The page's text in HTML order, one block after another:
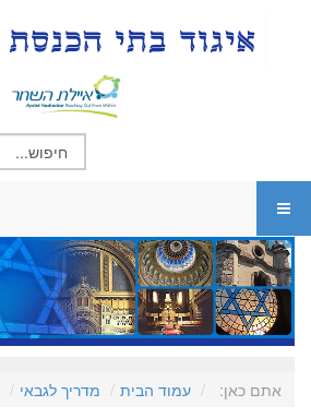
אתם כאן: עמוד הבית מדריך לגבאי